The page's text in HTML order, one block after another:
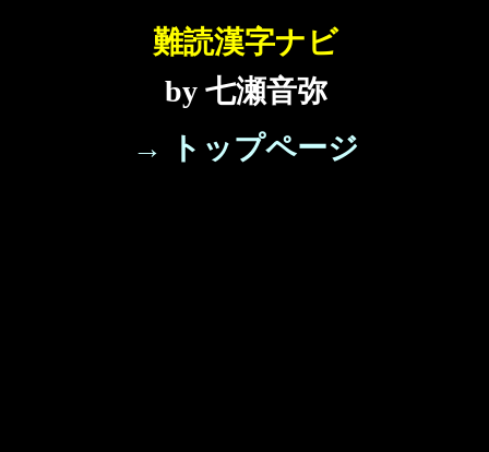
難読漢字ナビ
by 七瀬音弥
→ トップページ